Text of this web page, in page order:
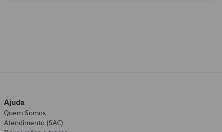
Ajuda
Quem Somos
Atendimento (SAC)